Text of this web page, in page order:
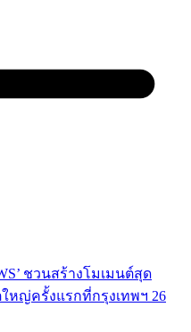
ชวนสร้างโมเมนต์สุด
หญ่ครั้งแรกที่กรุงเทพฯ 26